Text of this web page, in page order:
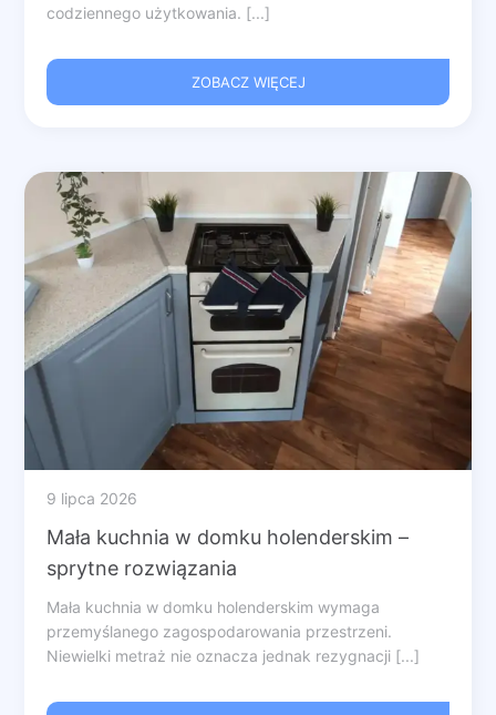
codziennego użytkowania. [...]
ZOBACZ WIĘCEJ
9 lipca 2026
Mała kuchnia w domku holenderskim –
sprytne rozwiązania
Mała kuchnia w domku holenderskim wymaga
przemyślanego zagospodarowania przestrzeni.
Niewielki metraż nie oznacza jednak rezygnacji [...]